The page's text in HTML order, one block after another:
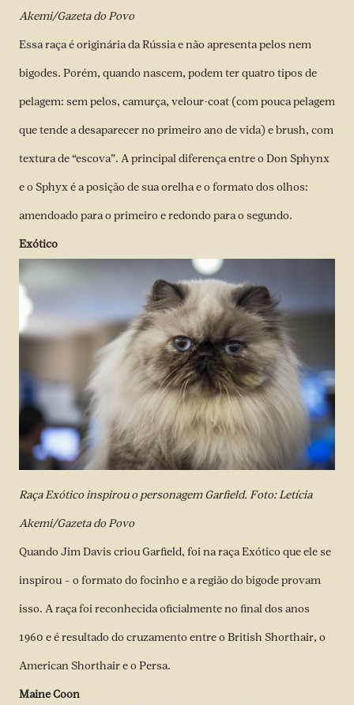
Akemi/Gazeta do Povo
Essa raça é originária da Rússia e não apresenta pelos nem
bigodes. Porém, quando nascem, podem ter quatro tipos de
pelagem: sem pelos, camurça, velour-coat (com pouca pelagem
que tende a desaparecer no primeiro ano de vida) e brush, com
textura de “escova”. A principal diferença entre o Don Sphynx
e o Sphyx é a posição de sua orelha e o formato dos olhos:
amendoado para o primeiro e redondo para o segundo.
Exótico
Raça Exótico inspirou o personagem Garfield. Foto: Letícia
Akemi/Gazeta do Povo
Quando Jim Davis criou Garfield, foi na raça Exótico que ele se
inspirou – o formato do focinho e a região do bigode provam
isso. A raça foi reconhecida oficialmente no final dos anos
1960 e é resultado do cruzamento entre o British Shorthair, o
American Shorthair e o Persa.
Maine Coon